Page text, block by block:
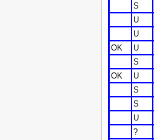
S
U
U
OK
U
S
OK
U
S
S
U
?